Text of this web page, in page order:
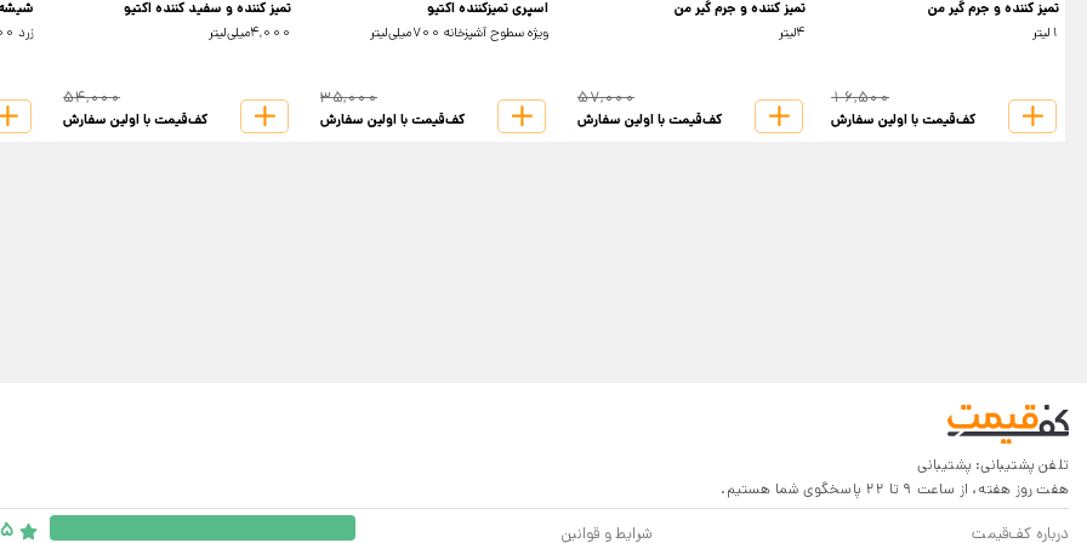
تمیز کننده و جرم گیر من
1لیتر
16,500
کف‌قیمت با اولین سفارش
تمیز کننده و جرم گیر من
4لیتر
57,000
کف‌قیمت با اولین سفارش
اسپری تمیزکننده اکتیو
ویژه سطوح آشپزخانه 700میلی‌لیتر
35,000
کف‌قیمت با اولین سفارش
تمیز کننده و سفید کننده اکتیو
4,000میلی‌لیتر
54,000
کف‌قیمت با اولین سفارش
شیشه
زرد 500میلی‌لیتر
تلفن پشتیبانی: پشتیبانی
هفت روز هفته، از ساعت 9 تا 22 پاسخگوی شما هستیم.
درباره کف‌قیمت شرایط و قوانین 5